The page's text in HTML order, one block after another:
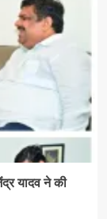
यादव ने की